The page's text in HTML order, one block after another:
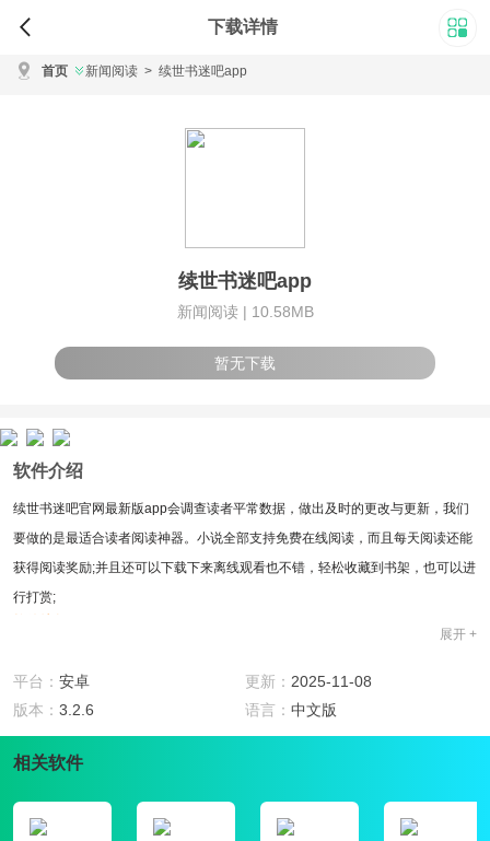
下载详情
首页 新闻阅读 > 续世书迷吧app
续世书迷吧app
新闻阅读 | 10.58MB
暂无下载
软件介绍
续世书迷吧官网最新版app会调查读者平常数据，做出及时的更改与更新，我们
要做的是最适合读者阅读神器。小说全部支持免费在线阅读，而且每天阅读还能
获得阅读奖励;并且还可以下载下来离线观看也不错，轻松收藏到书架，也可以进
行打赏;
1、拥有一大批原创作者聚集在此为用户创作优秀的小说，app拥有其他优质小说
版权，打开这款软件，总怀疑开发商是不是怀有一颗少女之心，很多地方都是粉
红色的，
2、全部免费看，想看什么样的小说资源都能找得到，为用户提供大量的热门正
版的小说资源，精选很多影视作品的原著小说，这些相信很多喜欢看影视剧的用
3、续世书迷吧官网最新版app主打校园题材的剧情文字向发展，在学校中总是会
展开 +
平台： 安卓 更新： 2025-11-08
版本： 3.2.6 语言： 中文版
相关软件